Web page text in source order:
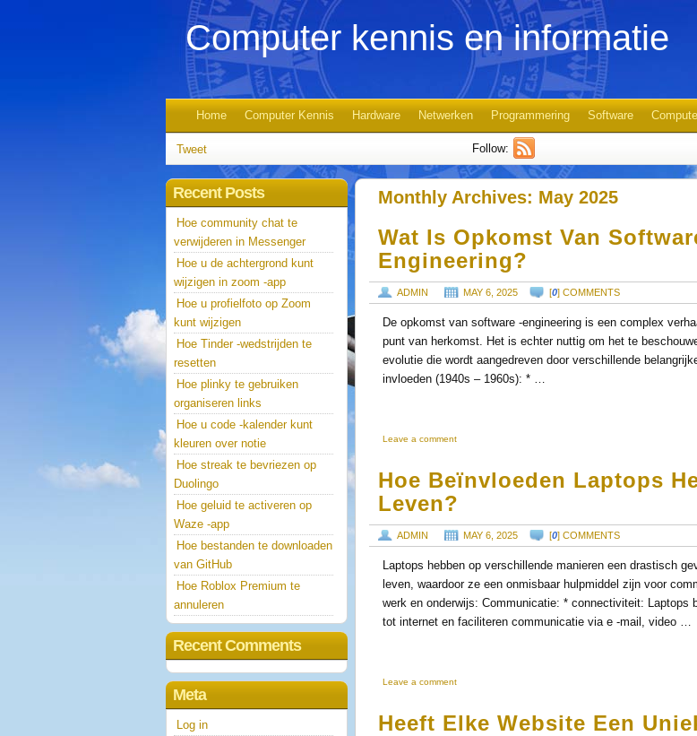
Computer kennis en informatie
Home Computer Kennis Hardware Netwerken Programmering Software
Tweet Follow:
Monthly Archives: May 2025
Wat Is Opkomst Van
Engineering?
ADMIN MAY 6, 2025 [0] COMMENTS
De opkomst van software -engineering is een complex
punt van herkomst. Het is echter nuttig om het te
evolutie die wordt aangedreven door verschillende
invloeden (1940s – 1960s): * …
Leave a comment
Hoe Beïnvloeden Laptops
Leven?
ADMIN MAY 6, 2025 [0] COMMENTS
Laptops hebben op verschillende manieren een drastisch
leven, waardoor ze een onmisbaar hulpmiddel zijn voor
werk en onderwijs: Communicatie: * connectiviteit: Laptops
tot internet en faciliteren communicatie via e -mail, video …
Leave a comment
Heeft Elke Website Een
Recent Posts
Hoe community chat te
verwijderen in Messenger
Hoe u de achtergrond kunt
wijzigen in zoom -app
Hoe u profielfoto op Zoom
kunt wijzigen
Hoe Tinder -wedstrijden te
resetten
Hoe plinky te gebruiken
organiseren links
Hoe u code -kalender kunt
kleuren over notie
Hoe streak te bevriezen op
Duolingo
Hoe geluid te activeren op
Waze -app
Hoe bestanden te downloaden
van GitHub
Hoe Roblox Premium te
annuleren
Recent Comments
Meta
Log in